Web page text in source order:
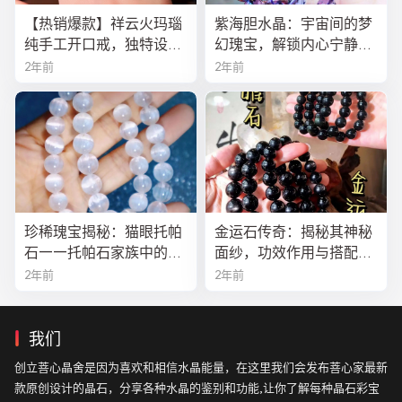
【热销爆款】祥云火玛瑙
纯手工开口戒，独特设计
寓意吉祥，时尚与灵性的
2年前
紫海胆水晶：宇宙间的梦
幻瑰宝，解锁内心宁静与
疗愈之秘
2年前
珍稀瑰宝揭秘：猫眼托帕
石——托帕石家族中的绝
美异类
2年前
金运石传奇：揭秘其神秘
面纱，功效作用与搭配法
全解析
2年前
我们
创立菩心晶舍是因为喜欢和相信水晶能量，在这里我们会发布菩心家最新
款原创设计的晶石，分享各种水晶的鉴别和功能,让你了解每种晶石彩宝